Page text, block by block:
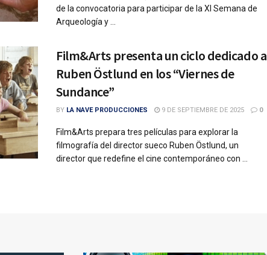
de la convocatoria para participar de la XI Semana de
Arqueología y ...
Film&Arts presenta un ciclo dedicado a
Ruben Östlund en los “Viernes de
Sundance”
BY LA NAVE PRODUCCIONES 9 DE SEPTIEMBRE DE 2025 0
Film&Arts prepara tres películas para explorar la
filmografía del director sueco Ruben Östlund, un
director que redefine el cine contemporáneo con ...